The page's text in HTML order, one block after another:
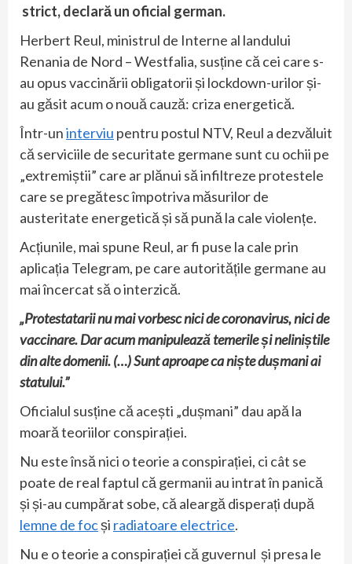
strict, declară un oficial german.
Herbert Reul, ministrul de Interne al landului
Renania de Nord – Westfalia, susține că cei care s-
au opus vaccinării obligatorii și lockdown-urilor și-
au găsit acum o nouă cauză: criza energetică.
Într-uninterviu pentru postul NTV, Reul a dezvăluit
că serviciile de securitate germane sunt cu ochii pe
„extremiștii” care ar plănui să infiltreze protestele
care se pregătesc împotriva măsurilor de
austeritate energetică și să pună la cale violențe.
Acțiunile, mai spune Reul, ar fi puse la cale prin
aplicația Telegram, pe care autoritățile germane au
mai încercat să o interzică.
„Protestatarii nu mai vorbesc nici de coronavirus, nici de
vaccinare. Dar acum manipulează temerile și neliniștile
din alte domenii. (…) Sunt aproape ca niște dușmani ai
statului.”
Oficialul susține că acești „dușmani” dau apă la
moară teoriilor conspirației.
Nu este însă nici o teorie a conspirației, ci cât se
poate de real faptul că germanii au intrat în panică
și și-au cumpărat sobe, că aleargă disperați după
lemne de focși radiatoare electrice.
Nu e o teorie a conspirației că guvernul și presa le